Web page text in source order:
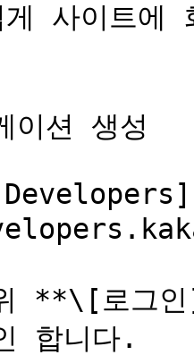
사이트에
션 생성
**\[로그인
합니다.